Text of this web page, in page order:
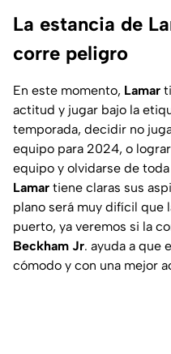
La estancia de
corre peligro
En este momento, Lamar
actitud y jugar bajo la
temporada, decidir no
equipo para 2024, o
equipo y olvidarse de
Lamar tiene claras sus
plano será muy difícil que
puerto, ya veremos si la
Beckham Jr. ayuda a que
cómodo y con una mejor